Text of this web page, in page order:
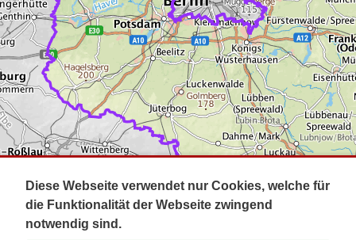
Impressum
Kontakt
Diese Webseite verwendet nur Cookies, welche für
die Funktionalität der Webseite zwingend
notwendig sind.